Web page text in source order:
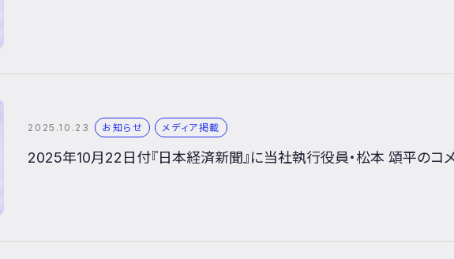
2025.10.23 お知らせ メディア掲載
2025年10月22日付『日本経済新聞』に当社執行役員・松本 頌平のコ